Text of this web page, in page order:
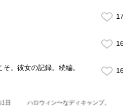
。彼女の記録。続編。
1日
ハロウィン〜なディキャンプ。